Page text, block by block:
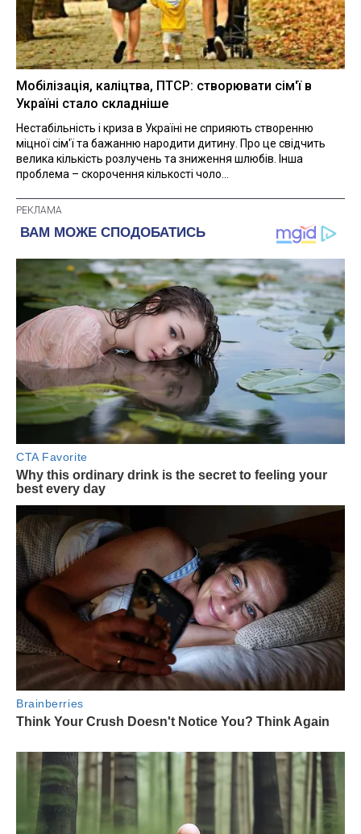
Мобілізація, каліцтва, ПТСР: створювати сім'ї в
Україні стало складніше
Нестабільність і криза в Україні не сприяють створенню
міцної сім'ї та бажанню народити дитину. Про це свідчить
велика кількість розлучень та зниження шлюбів. Інша
проблема – скорочення кількості чоло...